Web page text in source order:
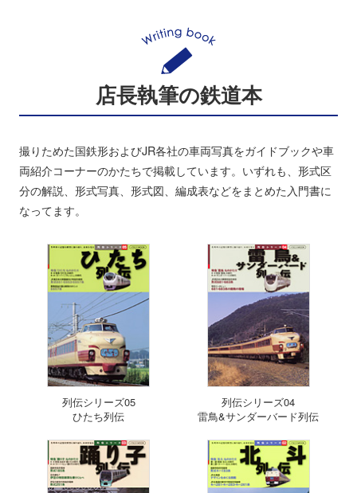
店長執筆の鉄道本
撮りためた国鉄形およびJR各社の車両写真をガイドブックや車
両紹介コーナーのかたちで掲載しています。いずれも、形式区
分の解説、形式写真、形式図、編成表などをまとめた入門書に
なってます。
列伝シリーズ05
ひたち列伝
列伝シリーズ04
雷鳥&サンダーバード列伝